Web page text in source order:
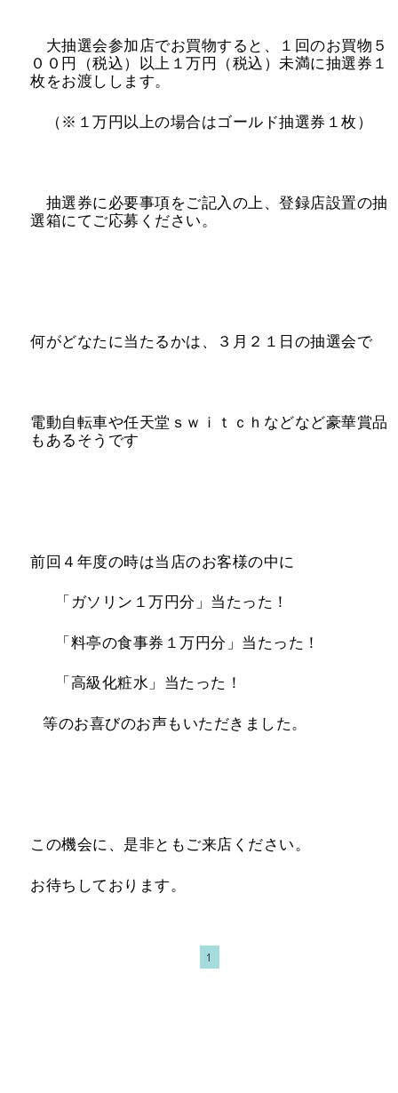
大抽選会参加店でお買物すると、１回のお買物５
００円（税込）以上１万円（税込）未満に抽選券１
枚をお渡しします。
（※１万円以上の場合はゴールド抽選券１枚）
抽選券に必要事項をご記入の上、登録店設置の抽
選箱にてご応募ください。
何がどなたに当たるかは、３月２１日の抽選会で
電動自転車や任天堂ｓｗｉｔｃｈなどなど豪華賞品
もあるそうです
前回４年度の時は当店のお客様の中に
「ガソリン１万円分」当たった！
「料亭の食事券１万円分」当たった！
「高級化粧水」当たった！
等のお喜びのお声もいただきました。
この機会に、是非ともご来店ください。
お待ちしております。
1